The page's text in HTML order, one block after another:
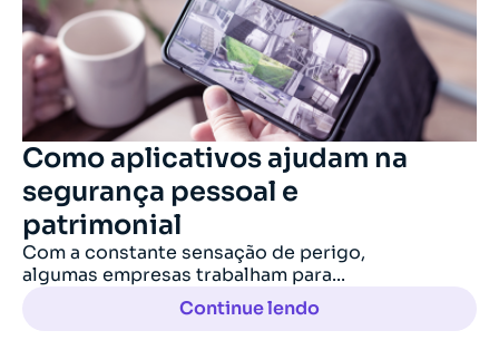
Como aplicativos ajudam na
segurança pessoal e
patrimonial
Com a constante sensação de perigo,
algumas empresas trabalham para...
Continue lendo